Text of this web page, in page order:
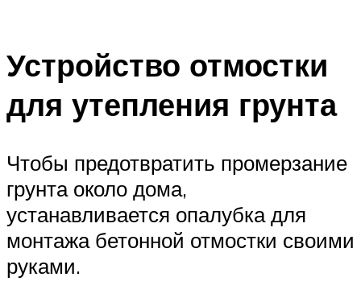
Устройство отмостки
для утепления грунта
Чтобы предотвратить промерзание
грунта около дома,
устанавливается опалубка для
монтажа бетонной отмостки своими
руками.